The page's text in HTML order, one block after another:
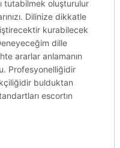
tutabilmek oluşturulur
Dilinize dikkatle
kurabilecek
dille
ararlar anlamanın
Profesyonelliğidir
bulduktan
escortın